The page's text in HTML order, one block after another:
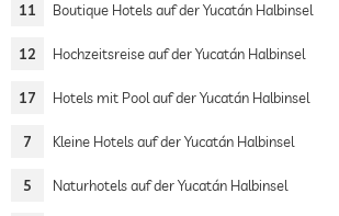
11 Boutique Hotels auf der Yucatán Halbinsel
12 Hochzeitsreise auf der Yucatán Halbinsel
17 Hotels mit Pool auf der Yucatán Halbinsel
7 Kleine Hotels auf der Yucatán Halbinsel
5 Naturhotels auf der Yucatán Halbinsel